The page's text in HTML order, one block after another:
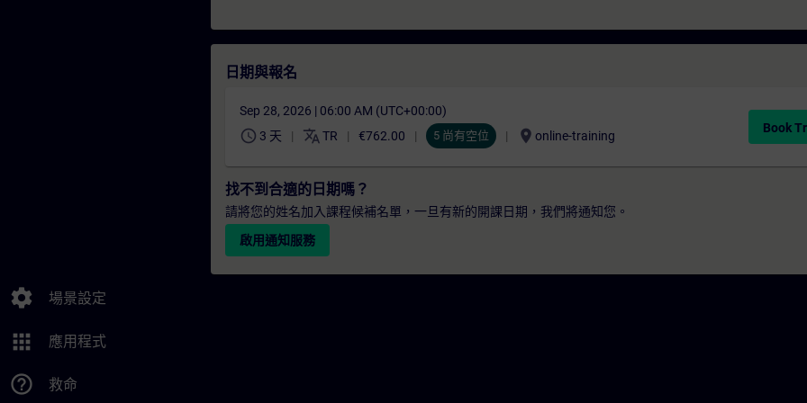
settings 場景設定
apps 應用程式
help_outline 救命
日期與報名
Sep 28, 2026 | 06:00 AM (UTC+00:00)
schedule 3 天 translate TR €762.00 5 尚有空位 location_on online-training
Book
找不到合適的日期嗎？
請將您的姓名加入課程候補名單，一旦有新的開課日期，我們將通知您。
啟用通知服務